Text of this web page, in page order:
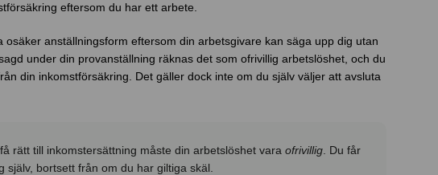
eftersom du har ett arbete.
osäker anställningsform eftersom din arbetsgivare kan säga upp dig utan
under din provanställning räknas det som ofrivillig arbetslöshet, och du
din inkomstförsäkring. Det gäller dock inte om du själv väljer att avsluta
rätt till inkomstersättning måste din arbetslöshet vara ofrivillig . Du får
själv, bortsett från om du har giltiga skäl.